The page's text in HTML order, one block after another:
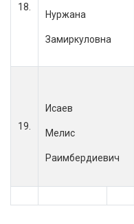
18.
Нуржана
Замиркуловна
19.
Исаев
Мелис
Раимбердиевич